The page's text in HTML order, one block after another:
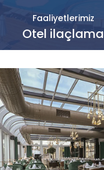
Faaliyetlerimiz
Otel ilaçlama